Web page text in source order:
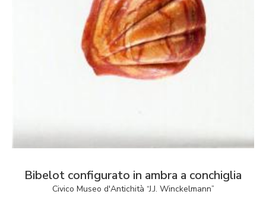
Bibelot configurato in ambra a conchiglia
Civico Museo d'Antichità “J.J. Winckelmann”